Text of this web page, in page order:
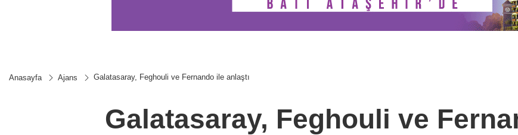
Anasayfa Ajans Galatasaray, Feghouli ve Fernando ile anlaştı
Galatasaray, Feghouli ve